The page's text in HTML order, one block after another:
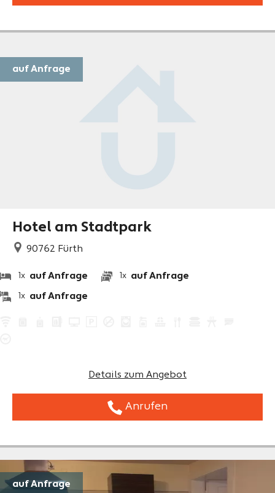
Hotel am Stadtpark
90762 Fürth
1x auf Anfrage
1x auf Anfrage
1x auf Anfrage
Details zum Angebot
Anrufen
auf Anfrage
auf Anfrage